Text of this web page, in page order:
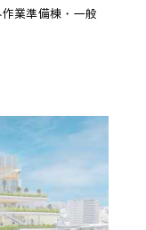
業準備棟・一般